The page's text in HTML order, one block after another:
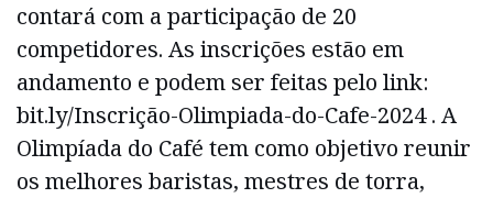
contará com a participação de 20
competidores. As inscrições estão em
andamento e podem ser feitas pelo link:
bit.ly/Inscrição-Olimpiada-do-Cafe-2024 . A
Olimpíada do Café tem como objetivo reunir
os melhores baristas, mestres de torra,